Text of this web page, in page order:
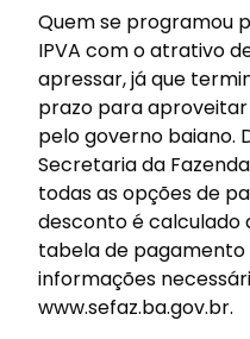
Quem se programou
IPVA com o atrativo
apressar, já que
prazo para
pelo governo baiano.
Secretaria da
todas as opções de
desconto é calculado
tabela de pagamento
informações
www.sefaz.ba.gov.br.